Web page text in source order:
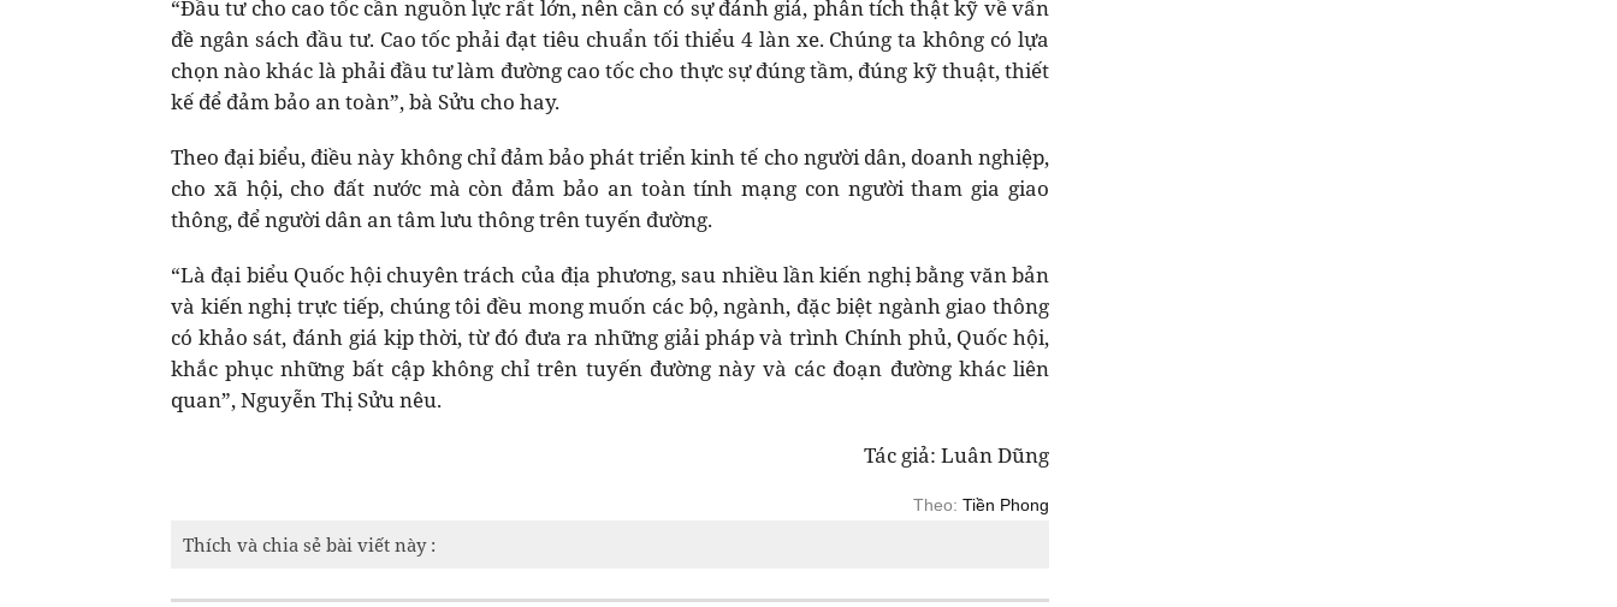
“Đầu tư cho cao tốc cần nguồn lực rất lớn, nên cần có sự đánh giá, phân tích thật kỹ về vấn
đề ngân sách đầu tư. Cao tốc phải đạt tiêu chuẩn tối thiểu 4 làn xe. Chúng ta không có lựa
chọn nào khác là phải đầu tư làm đường cao tốc cho thực sự đúng tầm, đúng kỹ thuật, thiết
kế để đảm bảo an toàn”, bà Sửu cho hay.
Theo đại biểu, điều này không chỉ đảm bảo phát triển kinh tế cho người dân, doanh nghiệp,
cho xã hội, cho đất nước mà còn đảm bảo an toàn tính mạng con người tham gia giao
thông, để người dân an tâm lưu thông trên tuyến đường.
“Là đại biểu Quốc hội chuyên trách của địa phương, sau nhiều lần kiến nghị bằng văn bản
và kiến nghị trực tiếp, chúng tôi đều mong muốn các bộ, ngành, đặc biệt ngành giao thông
có khảo sát, đánh giá kịp thời, từ đó đưa ra những giải pháp và trình Chính phủ, Quốc hội,
khắc phục những bất cập không chỉ trên tuyến đường này và các đoạn đường khác liên
quan”, Nguyễn Thị Sửu nêu.
Tác giả: Luân Dũng
Theo: Tiền Phong
Thích và chia sẻ bài viết này :